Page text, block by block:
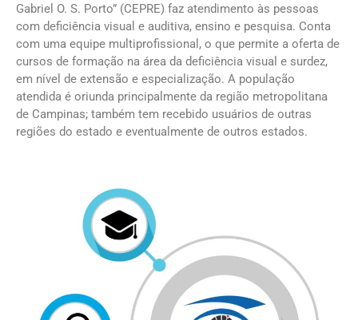
Gabriel O. S. Porto” (CEPRE) faz atendimento às pessoas
com deficiência visual e auditiva, ensino e pesquisa. Conta
com uma equipe multiprofissional, o que permite a oferta de
cursos de formação na área da deficiência visual e surdez,
em nível de extensão e especialização. A população
atendida é oriunda principalmente da região metropolitana
de Campinas; também tem recebido usuários de outras
regiões do estado e eventualmente de outros estados.